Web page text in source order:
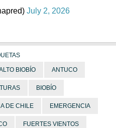
July 2, 2026
BIOBÍO ANTUCO
BIOBÍO
DE CHILE EMERGENCIA
FUERTES VIENTOS